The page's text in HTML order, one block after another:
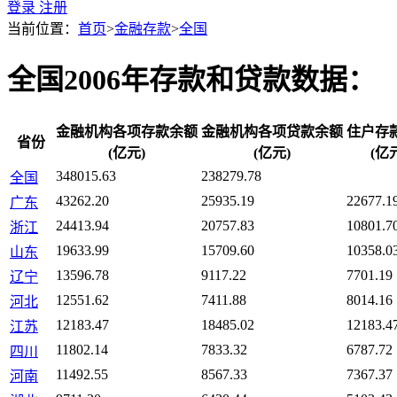
登录 注册
当前位置： 首页>金融存款>全国
全国2006年存款和贷款数据：
省份
金融机构各项存款余额
(亿元)
金融机构各项贷款余额
(亿元)
住户存
(亿
全国
348015.63
238279.78
广东
43262.20 25935.19
浙江
24413.94 20757.83
山东
19633.99 15709.60
辽宁
13596.78 9117.22
7701.19
河北
12551.62 7411.88
8014.16
江苏
12183.47 18485.02
四川
11802.14 7833.32
6787.72
河南
11492.55 8567.33
7367.37